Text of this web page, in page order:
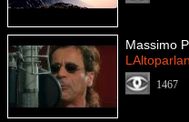
Massimo
1467